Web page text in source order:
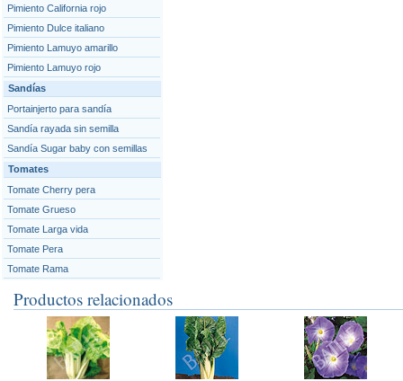
Pimiento California rojo
Pimiento Dulce italiano
Pimiento Lamuyo amarillo
Pimiento Lamuyo rojo
Sandías
Portainjerto para sandía
Sandía rayada sin semilla
Sandía Sugar baby con semillas
Tomates
Tomate Cherry pera
Tomate Grueso
Tomate Larga vida
Tomate Pera
Tomate Rama
Productos relacionados